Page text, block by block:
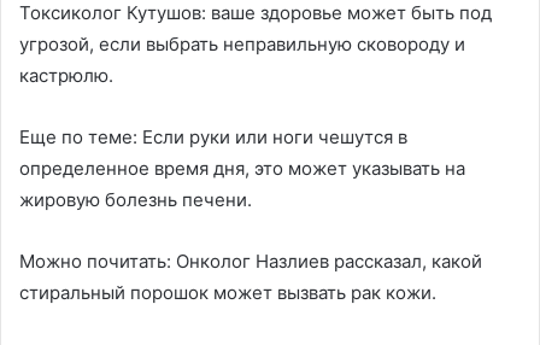
Токсиколог Кутушов: ваше здоровье может быть под
угрозой, если выбрать неправильную сковороду и
кастрюлю.
Еще по теме: Если руки или ноги чешутся в
определенное время дня, это может указывать на
жировую болезнь печени.
Можно почитать: Онколог Назлиев рассказал, какой
стиральный порошок может вызвать рак кожи.